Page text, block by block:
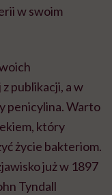
w swoim
publikacji, a w
penicylina. Warto
który
życie bakteriom.
już w 1897
Tyndall